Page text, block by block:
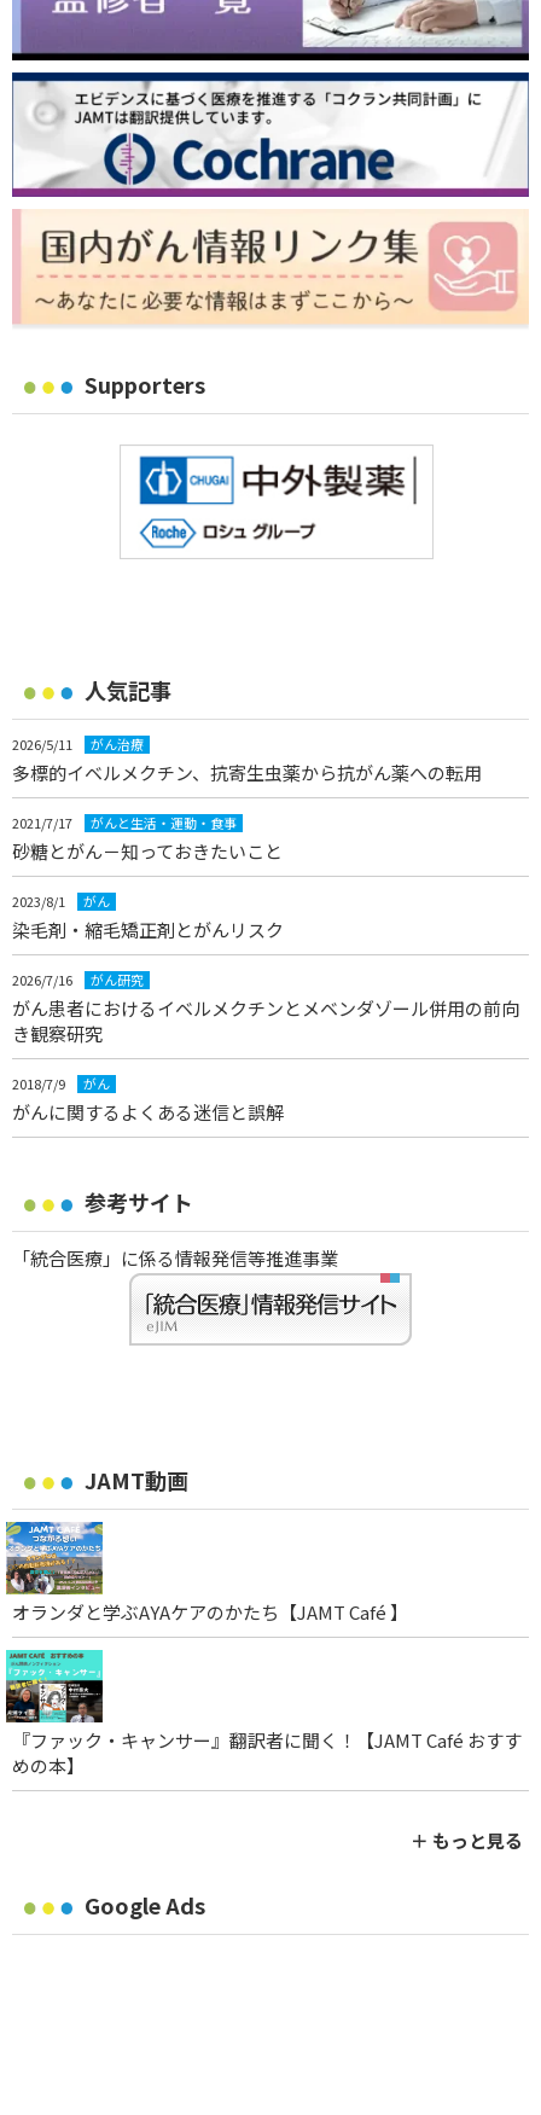
Supporters
人気記事
2026/5/11 がん治療
多標的イベルメクチン、抗寄生虫薬から抗がん薬への転用
2021/7/17 がんと生活・運動・食事
砂糖とがん－知っておきたいこと
2023/8/1 がん
染毛剤・縮毛矯正剤とがんリスク
2026/7/16 がん研究
がん患者におけるイベルメクチンとメベンダゾール併用の前向
き観察研究
2018/7/9 がん
がんに関するよくある迷信と誤解
参考サイト
「統合医療」に係る情報発信等推進事業
JAMT動画
オランダと学ぶAYAケアのかたち【JAMT Café 】
『ファック・キャンサー』翻訳者に聞く！【JAMT Café おすす
めの本】
＋ もっと見る
Google Ads